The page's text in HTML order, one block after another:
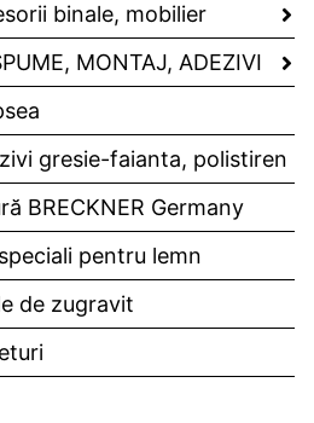
binale, mobilier
MONTAJ, ADEZIVI
gresie-faianta, polistiren
BRECKNER Germany
pentru lemn
de zugravit